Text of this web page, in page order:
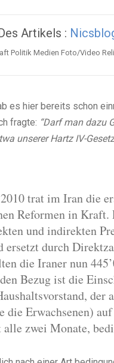
Artikels :
Politik Medien Foto/Video
es hier bereits schon
fragte: “Darf man dazu
unserer Hartz IV-
trat im Iran die
Reformen in
und indirekten
ersetzt durch
die Iraner nun
Bezug ist die
der
die Erwachsenen)
zwei Monate,